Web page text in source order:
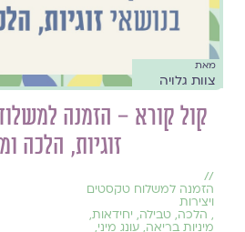
מאת
צוות גלויה
קול קורא – הזמנה
זוגיות, הלכה
//
הזמנה למשלוח טקסטים
ויצירות
, הלכה, טבילה, יחידאות,
מיניות בריאה, עונג מיני,